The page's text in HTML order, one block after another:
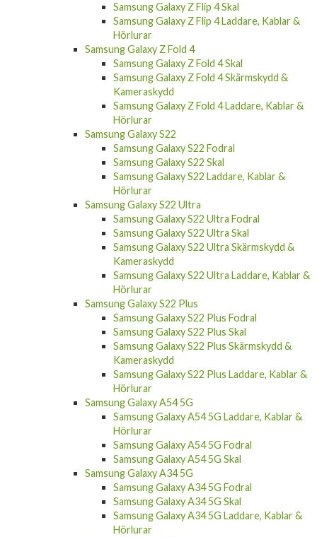
Samsung Galaxy Z Flip 4 Skal
Samsung Galaxy Z Flip 4 Laddare, Kablar &
Hörlurar
Samsung Galaxy Z Fold 4
Samsung Galaxy Z Fold 4 Skal
Samsung Galaxy Z Fold 4 Skärmskydd &
Kameraskydd
Samsung Galaxy Z Fold 4 Laddare, Kablar &
Hörlurar
Samsung Galaxy S22
Samsung Galaxy S22 Fodral
Samsung Galaxy S22 Skal
Samsung Galaxy S22 Laddare, Kablar &
Hörlurar
Samsung Galaxy S22 Ultra
Samsung Galaxy S22 Ultra Fodral
Samsung Galaxy S22 Ultra Skal
Samsung Galaxy S22 Ultra Skärmskydd &
Kameraskydd
Samsung Galaxy S22 Ultra Laddare, Kablar &
Hörlurar
Samsung Galaxy S22 Plus
Samsung Galaxy S22 Plus Fodral
Samsung Galaxy S22 Plus Skal
Samsung Galaxy S22 Plus Skärmskydd &
Kameraskydd
Samsung Galaxy S22 Plus Laddare, Kablar &
Hörlurar
Samsung Galaxy A54 5G
Samsung Galaxy A54 5G Laddare, Kablar &
Hörlurar
Samsung Galaxy A54 5G Fodral
Samsung Galaxy A54 5G Skal
Samsung Galaxy A34 5G
Samsung Galaxy A34 5G Fodral
Samsung Galaxy A34 5G Skal
Samsung Galaxy A34 5G Laddare, Kablar &
Hörlurar